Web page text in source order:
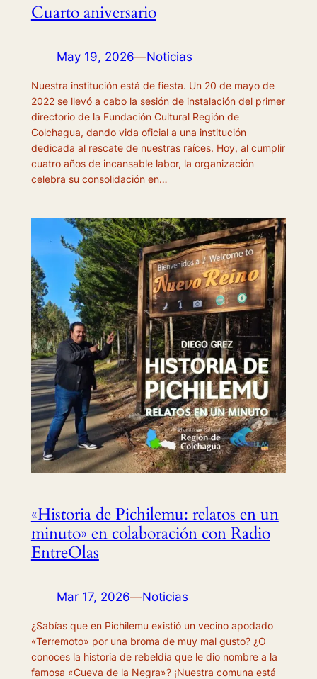
Cuarto aniversario
May 19, 2026—Noticias
Nuestra institución está de fiesta. Un 20 de mayo de
2022 se llevó a cabo la sesión de instalación del primer
directorio de la Fundación Cultural Región de
Colchagua, dando vida oficial a una institución
dedicada al rescate de nuestras raíces. Hoy, al cumplir
cuatro años de incansable labor, la organización
celebra su consolidación en…
«Historia de Pichilemu: relatos en un
minuto» en colaboración con Radio
EntreOlas
Mar 17, 2026—Noticias
¿Sabías que en Pichilemu existió un vecino apodado
«Terremoto» por una broma de muy mal gusto? ¿O
conoces la historia de rebeldía que le dio nombre a la
famosa «Cueva de la Negra»? ¡Nuestra comuna está